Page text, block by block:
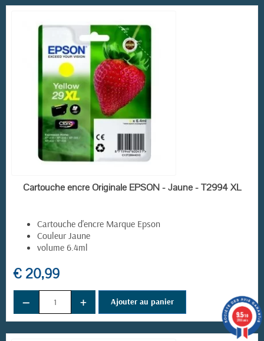
EN STOCK
Cartouche encre Originale EPSON - Jaune - T2994 XL
Cartouche d'encre Marque Epson
Couleur Jaune
volume 6.4ml
€ 20,99
− + Ajouter au panier
9.5/10
3786 avis